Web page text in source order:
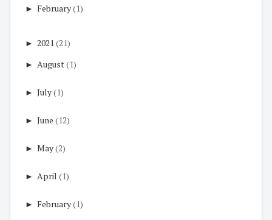
► February(1)
► 2021 (21)
► August(1)
► July(1)
► June (12)
► May(2)
► April (1)
► February(1)